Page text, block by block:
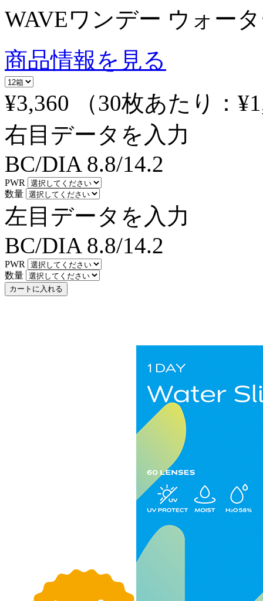
WAVEワンデー ウォー
商品情報を見る
¥3,360
（30枚あたり：
右目データを入力
BC/DIA 8.8/14.2
PWR
数量
左目データを入力
BC/DIA 8.8/14.2
PWR
数量
カートに入れる